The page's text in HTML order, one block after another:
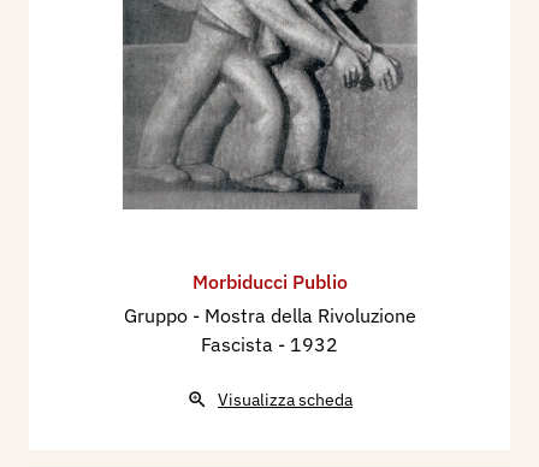
Morbiducci Publio
Gruppo - Mostra della Rivoluzione
Fascista - 1932
Visualizza scheda